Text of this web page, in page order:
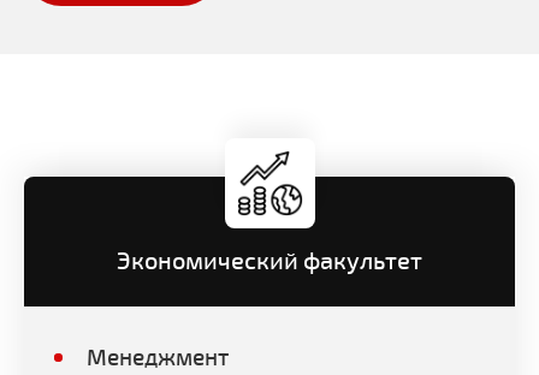
Экономический факультет
Менеджмент